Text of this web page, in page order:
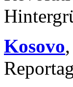
Kosovo